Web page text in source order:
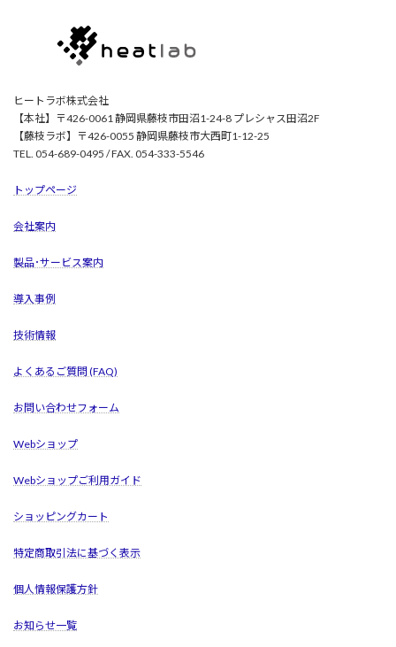
ヒートラボ株式会社
【本社】〒426-0061 静岡県藤枝市田沼1-24-8 プレシャス田沼2F
【藤枝ラボ】〒426-0055 静岡県藤枝市大西町1-12-25
TEL. 054-689-0495 / FAX. 054-333-5546
トップページ
会社案内
製品･サービス案内
導入事例
技術情報
よくあるご質問 (FAQ)
お問い合わせフォーム
Webショップ
Webショップご利用ガイド
ショッピングカート
特定商取引法に基づく表示
個人情報保護方針
お知らせ一覧